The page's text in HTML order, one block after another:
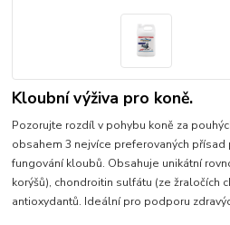
Kloubní výživa pro koně.
Pozorujte rozdíl v pohybu koně za
obsahem 3 nejvíce preferovaných
fungování kloubů. Obsahuje unikátní
korýšů), chondroitin sulfátu (ze žraločích
antioxydantů. Ideální pro podporu